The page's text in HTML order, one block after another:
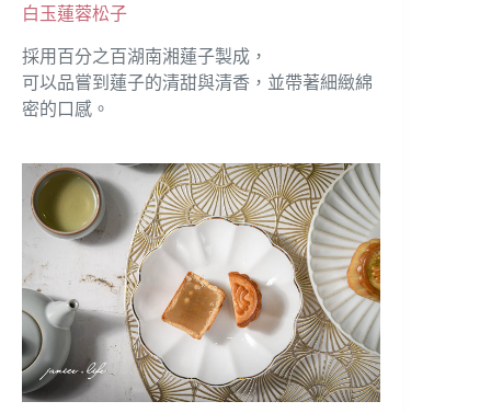
白玉蓮蓉松子
採用百分之百湖南湘蓮子製成，
可以品嘗到蓮子的清甜與清香，並帶著細緻綿
密的口感。